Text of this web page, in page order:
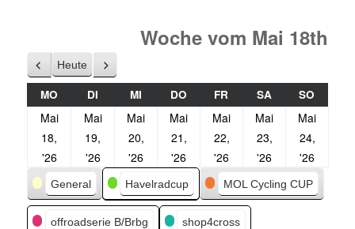
Woche vom Mai 18th
Zurück
Heute Weiter
MO DI MI DO FR SA SO
Mai
18,
'26
Mai
19,
'26
Mai
20,
'26
Mai
21,
'26
Mai
22,
'26
Mai
23,
'26
Mai
24,
'26
Kategorien
General Havelradcup MOL Cycling CUP
offroadserie B/Brbg shop4cross